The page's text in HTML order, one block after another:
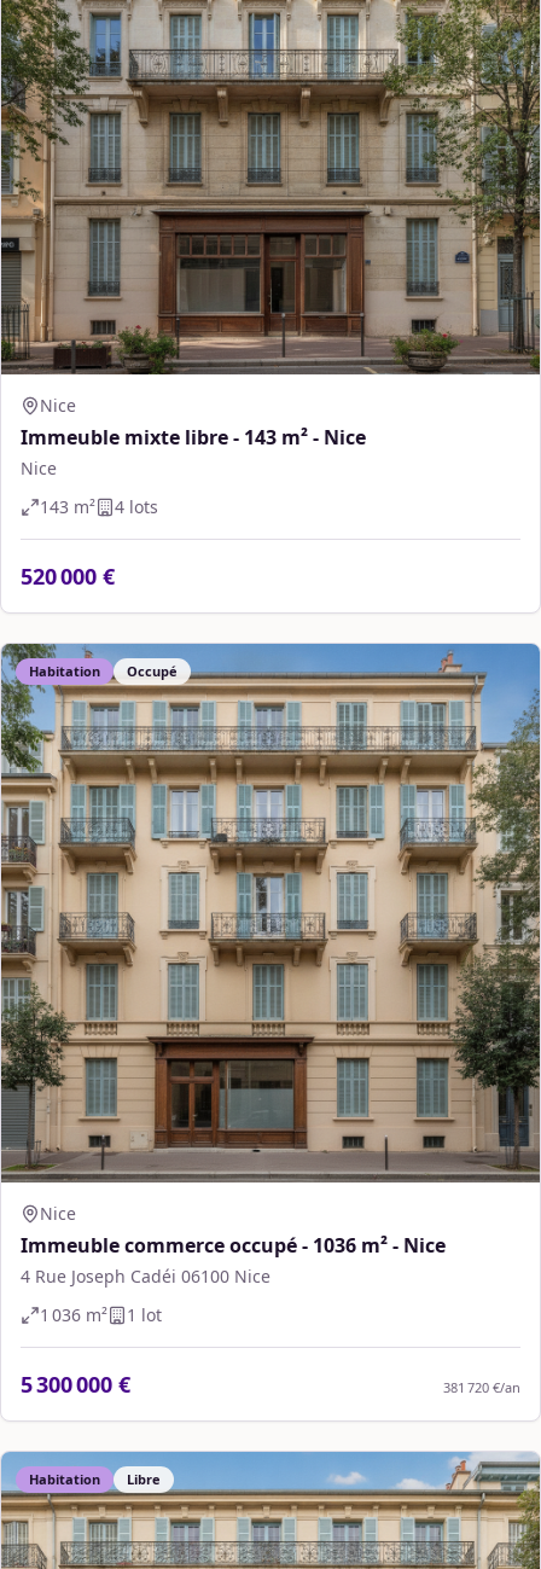
Nice
Immeuble mixte libre - 143 m² - Nice
Nice
143 m² 4 lots
520 000 €
Habitation Occupé
Nice
Immeuble commerce occupé - 1036 m² - Nice
4 Rue Joseph Cadéi 06100 Nice
1 036 m² 1 lot
5 300 000 € 381 720 €/an
Habitation Libre